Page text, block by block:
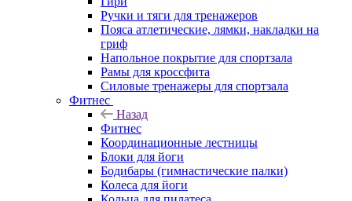
Ручки и тяги для тренажеров
Пояса атлетические, лямки, накладки на
гриф
Напольное покрытие для спортзала
Рамы для кроссфита
Силовые тренажеры для спортзала
Фитнес
Назад
Фитнес
Координационные лестницы
Блоки для йоги
Бодибары (гимнастические палки)
Колеса для йоги